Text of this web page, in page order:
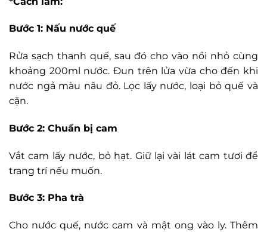
Bước 1: Nấu nước quế
Rửa sạch thanh quế, sau đó cho vào nồi nhỏ cùng
khoảng 200ml nước. Đun trên lửa vừa cho đến khi
nước ngả màu nâu đỏ. Lọc lấy nước, loại bỏ quế và
cặn.
Bước 2: Chuẩn bị cam
Vắt cam lấy nước, bỏ hạt. Giữ lại vài lát cam tươi để
trang trí nếu muốn.
Bước 3: Pha trà
Cho nước quế, nước cam và mật ong vào ly. Thêm